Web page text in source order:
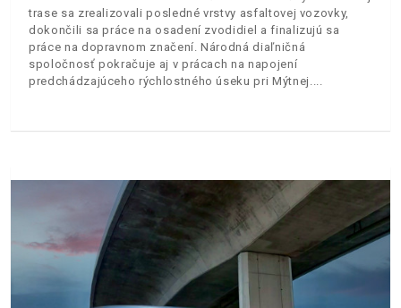
trase sa zrealizovali posledné vrstvy asfaltovej vozovky,
dokončili sa práce na osadení zvodidiel a finalizujú sa
práce na dopravnom značení. Národná diaľničná
spoločnosť pokračuje aj v prácach na napojení
predchádzajúceho rýchlostného úseku pri Mýtnej.